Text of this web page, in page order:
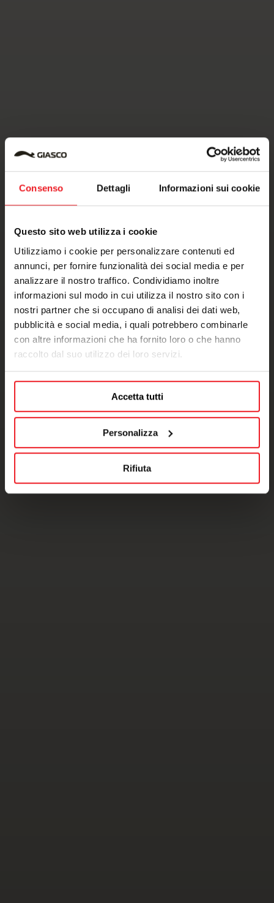
Consenso Dettagli Informazioni sui cookie
Questo sito web utilizza i cookie
Utilizziamo i cookie per personalizzare contenuti ed
annunci, per fornire funzionalità dei social media e per
analizzare il nostro traffico. Condividiamo inoltre
informazioni sul modo in cui utilizza il nostro sito con i
nostri partner che si occupano di analisi dei dati web,
pubblicità e social media, i quali potrebbero combinarle
con altre informazioni che ha fornito loro o che hanno
raccolto dal suo utilizzo dei loro servizi.
Accetta tutti
Personalizza
Rifiuta